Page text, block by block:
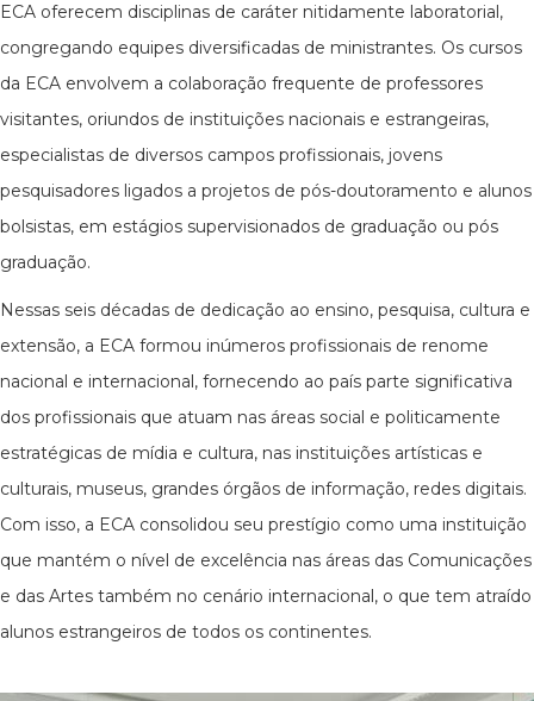
ECA oferecem disciplinas de caráter nitidamente laboratorial,
congregando equipes diversificadas de ministrantes. Os cursos
da ECA envolvem a colaboração frequente de professores
visitantes, oriundos de instituições nacionais e estrangeiras,
especialistas de diversos campos profissionais, jovens
pesquisadores ligados a projetos de pós-doutoramento e alunos
bolsistas, em estágios supervisionados de graduação ou pós
graduação.
Nessas seis décadas de dedicação ao ensino, pesquisa, cultura e
extensão, a ECA formou inúmeros profissionais de renome
nacional e internacional, fornecendo ao país parte significativa
dos profissionais que atuam nas áreas social e politicamente
estratégicas de mídia e cultura, nas instituições artísticas e
culturais, museus, grandes órgãos de informação, redes digitais.
Com isso, a ECA consolidou seu prestígio como uma instituição
que mantém o nível de excelência nas áreas das Comunicações
e das Artes também no cenário internacional, o que tem atraído
alunos estrangeiros de todos os continentes.